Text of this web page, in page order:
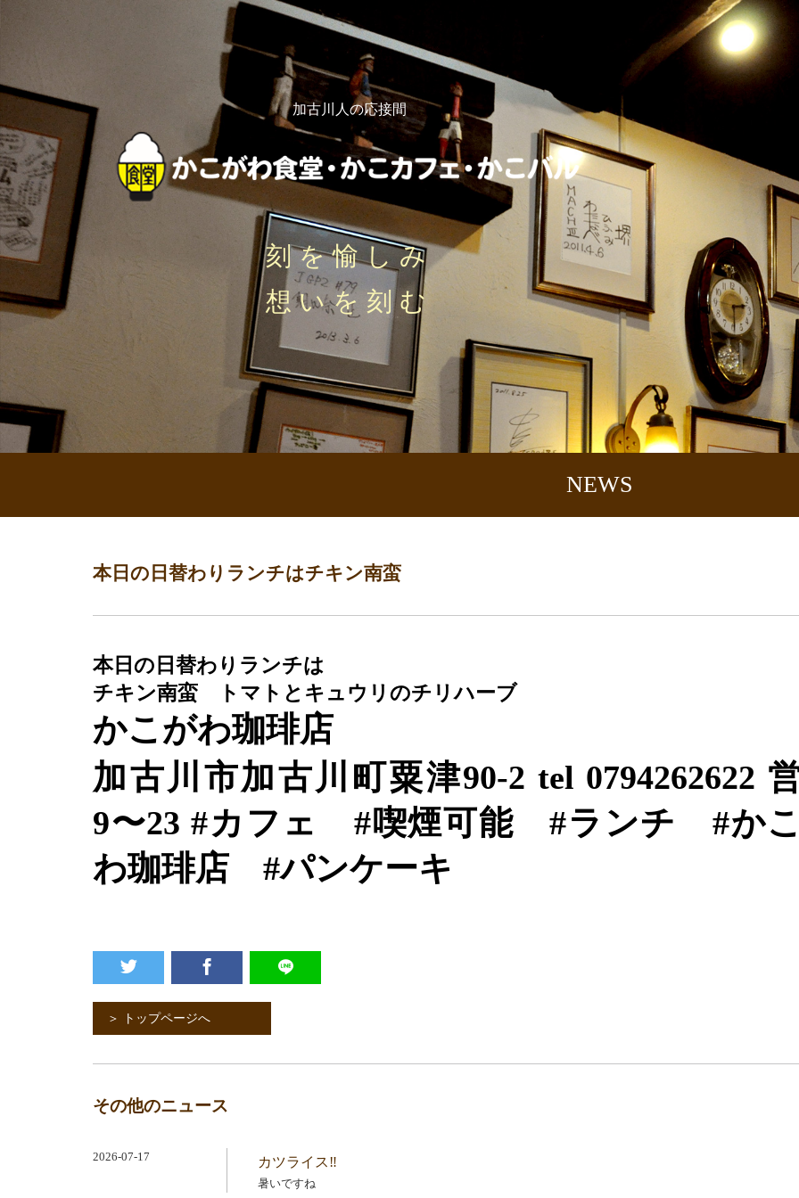
加古川人の応接間
刻を愉しみ
想いを刻む
NEWS
本日の日替わりランチはチキン南蛮
本日の日替わりランチは
チキン南蛮 トマトとキュウリのチリハーブ
かこがわ珈琲店
加古川市加古川町粟津90-2 tel 0794262622
9〜23 #カフェ #喫煙可能#ランチ #か
わ珈琲店 #パンケーキ
＞ トップページへ
その他のニュース
2026-07-17 カツライス‼️
暑いですね